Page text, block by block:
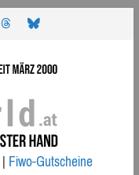
|Fiwo-Gutscheine